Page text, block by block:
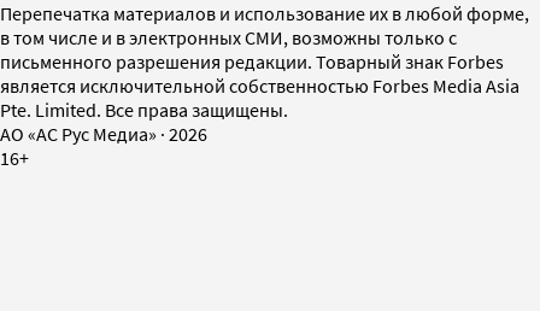
Перепечатка материалов и использование их в любой форме,
в том числе и в электронных СМИ, возможны только с
письменного разрешения редакции. Товарный знак Forbes
является исключительной собственностью Forbes Media Asia
Pte. Limited. Все права защищены.
AO «АС Рус Медиа» · 2026
16+